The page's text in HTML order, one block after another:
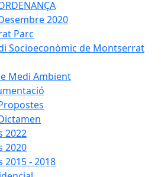
2020
Parc
Socioeconòmic de Montserrat
Medi Ambient
2022
2020
2015 - 2018